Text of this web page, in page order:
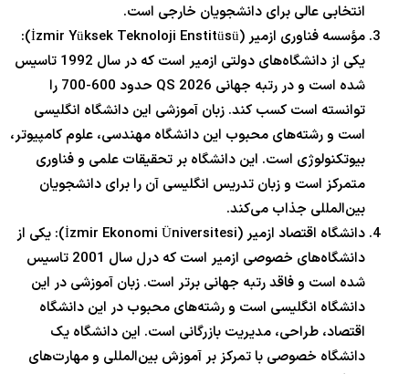
انتخابی عالی برای دانشجویان خارجی است.
مؤسسه فناوری ازمیر (İzmir Yüksek Teknoloji Enstitüsü):
یکی از دانشگاه‌های دولتی ازمیر است که در سال 1992 تاسیس
شده است و در رتبه جهانی QS 2026 حدود 600-700 را
توانسته است کسب کند. زبان آموزشی این دانشگاه انگلیسی
است و رشته‌های محبوب این دانشگاه مهندسی، علوم کامپیوتر،
بیوتکنولوژی است. این دانشگاه بر تحقیقات علمی و فناوری
متمرکز است و زبان تدریس انگلیسی آن را برای دانشجویان
بین‌المللی جذاب می‌کند.
دانشگاه اقتصاد ازمیر (İzmir Ekonomi Üniversitesi): یکی از
دانشگاه‌های خصوصی ازمیر است که درل سال 2001 تاسیس
شده است و فاقد رتبه جهانی برتر است. زبان آموزشی در این
دانشگاه انگلیسی است و رشته‌های محبوب در این دانشگاه
اقتصاد، طراحی، مدیریت بازرگانی است. این دانشگاه یک
دانشگاه خصوصی با تمرکز بر آموزش بین‌المللی و مهارت‌های